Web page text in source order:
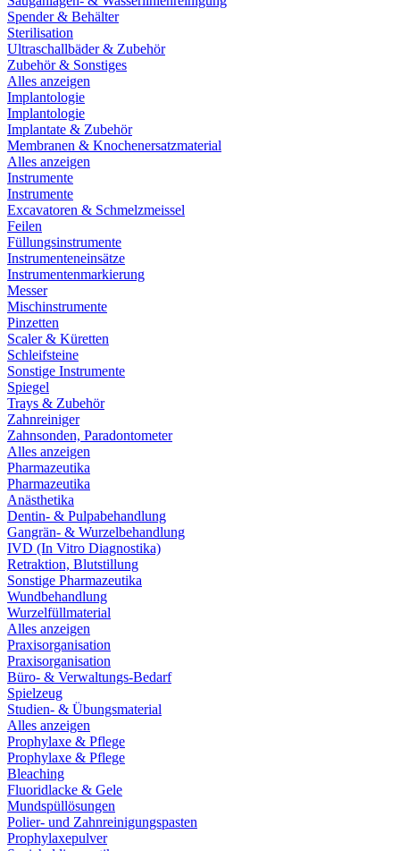
Spender & Behälter
Sterilisation
Ultraschallbäder & Zubehör
Zubehör & Sonstiges
Alles anzeigen
Implantologie
Implantologie
Implantate & Zubehör
Membranen & Knochenersatzmaterial
Alles anzeigen
Instrumente
Instrumente
Excavatoren & Schmelzmeissel
Feilen
Füllungsinstrumente
Instrumenteneinsätze
Instrumentenmarkierung
Messer
Mischinstrumente
Pinzetten
Scaler & Küretten
Schleifsteine
Sonstige Instrumente
Spiegel
Trays & Zubehör
Zahnreiniger
Zahnsonden, Paradontometer
Alles anzeigen
Pharmazeutika
Pharmazeutika
Anästhetika
Dentin- & Pulpabehandlung
Gangrän- & Wurzelbehandlung
IVD (In Vitro Diagnostika)
Retraktion, Blutstillung
Sonstige Pharmazeutika
Wundbehandlung
Wurzelfüllmaterial
Alles anzeigen
Praxisorganisation
Praxisorganisation
Büro- & Verwaltungs-Bedarf
Spielzeug
Studien- & Übungsmaterial
Alles anzeigen
Prophylaxe & Pflege
Prophylaxe & Pflege
Bleaching
Fluoridlacke & Gele
Mundspüllösungen
Polier- und Zahnreinigungspasten
Prophylaxepulver